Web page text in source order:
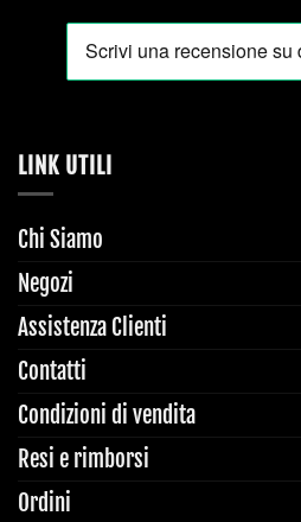
LINK UTILI
Chi Siamo
Negozi
Assistenza Clienti
Contatti
Condizioni di vendita
Resi e rimborsi
Ordini